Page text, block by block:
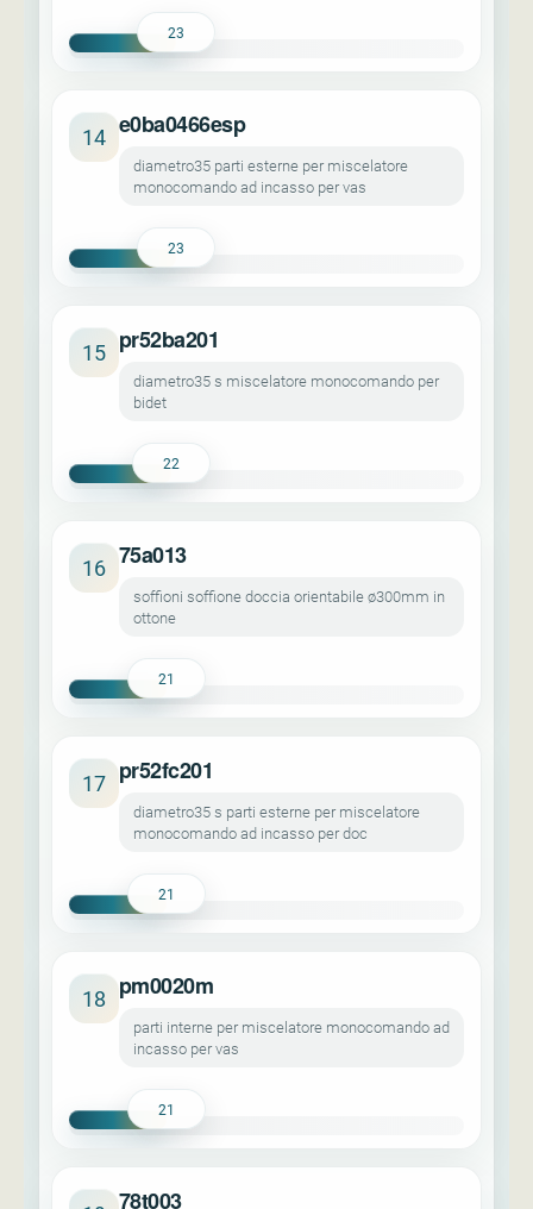
23
14 e0ba0466esp
diametro35 parti esterne per miscelatore
monocomando ad incasso per vas
23
15 pr52ba201
diametro35 s miscelatore monocomando per
bidet
22
16 75a013
soffioni soffione doccia orientabile ø300mm in
ottone
21
17 pr52fc201
diametro35 s parti esterne per miscelatore
monocomando ad incasso per doc
21
18 pm0020m
parti interne per miscelatore monocomando ad
incasso per vas
21
78t003